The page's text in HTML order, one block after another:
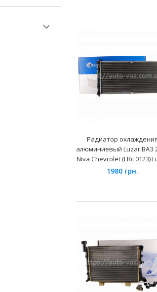
Радиатор охлаждения
алюминиевый Luzar ВАЗ
Niva Chevrolet (LRc 0123)
1980 грн.